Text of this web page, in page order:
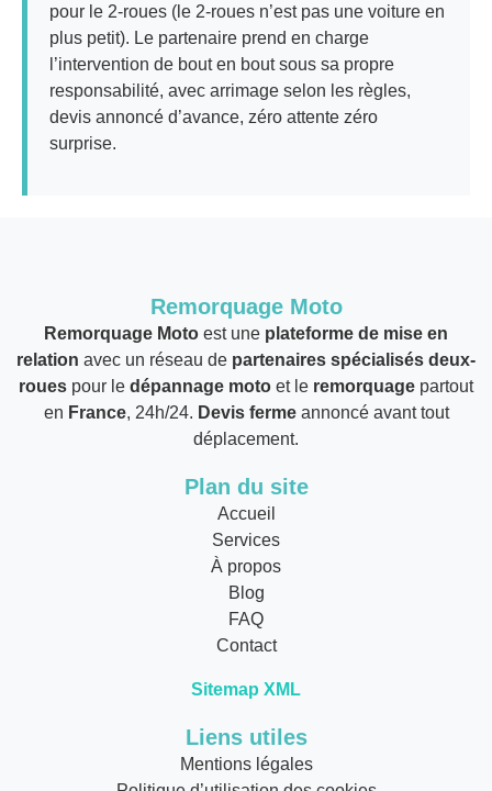
pour le 2-roues (le 2-roues n’est pas une voiture en
plus petit). Le partenaire prend en charge
l’intervention de bout en bout sous sa propre
responsabilité, avec arrimage selon les règles,
devis annoncé d’avance, zéro attente zéro
surprise.
Remorquage Moto
Remorquage Moto est une plateforme de mise en
relation avec un réseau de partenaires spécialisés deux-
roues pour le dépannage moto et le remorquage partout
en France, 24h/24. Devis fermeannoncé avant tout
déplacement.
Plan du site
Accueil
Services
À propos
Blog
FAQ
Contact
Sitemap XML
Liens utiles
Mentions légales